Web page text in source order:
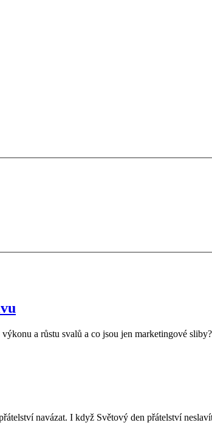
a růstu svalů a co jsou jen marketingové
navázat. I když Světový den přátelství